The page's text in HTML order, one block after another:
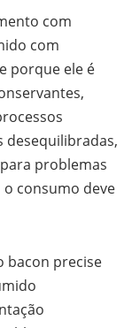
com
com
porque ele é
desequilibradas,
problemas
consumo deve
bacon precise